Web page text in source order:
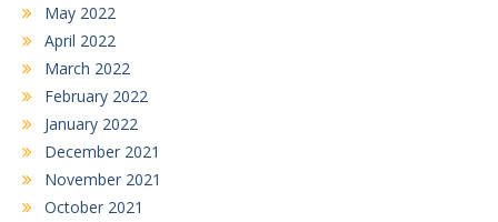
May 2022
April 2022
March 2022
February 2022
January 2022
December 2021
November 2021
October 2021